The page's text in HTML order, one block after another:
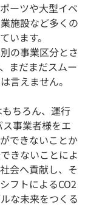
ーツや大型イベ
施設など多くの
います。
の事業区分とさ
まだまだスムー
言えません。
ちろん、運行
事業者様をエ
できないことか
きないことによ
会へ貢献し、そ
フトによるCO2
な未来をつくる